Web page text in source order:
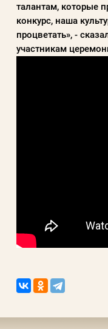
талантам, которые
конкурс, наша
процветать», -
участникам